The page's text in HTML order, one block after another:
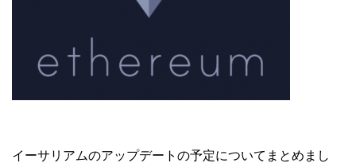
イーサリアムのアップデートの予定についてまとめまし